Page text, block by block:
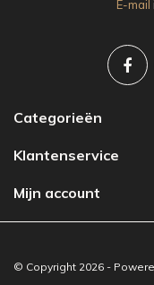
E-mail
Categorieën
Klantenservice
Mijn account
© Copyright 2026 -